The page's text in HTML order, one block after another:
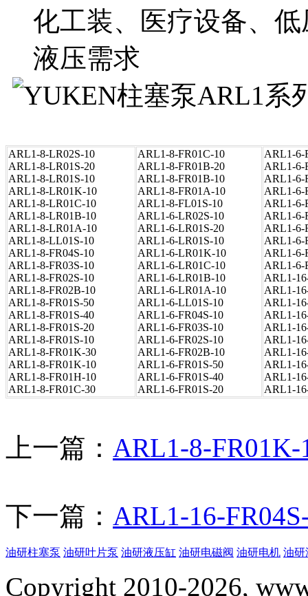
化工装、医疗设备、
液压需求
ARL1-8-LR02S-10
ARL1-8-LR01S-20
ARL1-8-LR01S-10
ARL1-8-LR01K-10
ARL1-8-LR01C-10
ARL1-8-LR01B-10
ARL1-8-LR01A-10
ARL1-8-LL01S-10
ARL1-8-FR04S-10
ARL1-8-FR03S-10
ARL1-8-FR02S-10
ARL1-8-FR02B-10
ARL1-8-FR01S-50
ARL1-8-FR01S-40
ARL1-8-FR01S-20
ARL1-8-FR01S-10
ARL1-8-FR01K-30
ARL1-8-FR01K-10
ARL1-8-FR01H-10
ARL1-8-FR01C-30
ARL1-8-FR01C-10
ARL1-8-FR01B-20
ARL1-8-FR01B-10
ARL1-8-FR01A-10
ARL1-8-FL01S-10
ARL1-6-LR02S-10
ARL1-6-LR01S-20
ARL1-6-LR01S-10
ARL1-6-LR01K-10
ARL1-6-LR01C-10
ARL1-6-LR01B-10
ARL1-6-LR01A-10
ARL1-6-LL01S-10
ARL1-6-FR04S-10
ARL1-6-FR03S-10
ARL1-6-FR02S-10
ARL1-6-FR02B-10
ARL1-6-FR01S-50
ARL1-6-FR01S-40
ARL1-6-FR01S-20
ARL1-6-
ARL1-6-
ARL1-6-
ARL1-6-
ARL1-6-
ARL1-6-
ARL1-6-
ARL1-6-
ARL1-6-
ARL1-6-
ARL1-
ARL1-
ARL1-
ARL1-
ARL1-
ARL1-
ARL1-
ARL1-
ARL1-
ARL1-
上一篇： ARL1-8-
下一篇： ARL1-16-
油研柱塞泵 油研叶片泵 油研液压缸 油研电磁阀 油研电机 油研
Copyright 2010-2026,